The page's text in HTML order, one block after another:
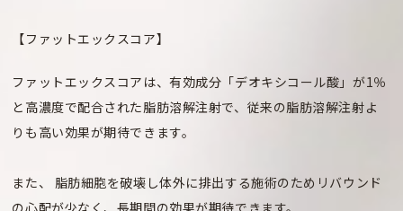
【ファットエックスコア】
ファットエックスコアは、有効成分「デオキシコール酸」が1％
と高濃度で配合された脂肪溶解注射で、従来の脂肪溶解注射よ
りも高い効果が期待できます。
また、 脂肪細胞を破壊し体外に排出する施術のためリバウンド